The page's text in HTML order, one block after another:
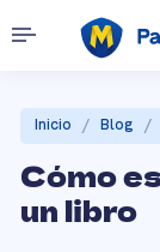
Inicio / Blog /
Cómo
un libro